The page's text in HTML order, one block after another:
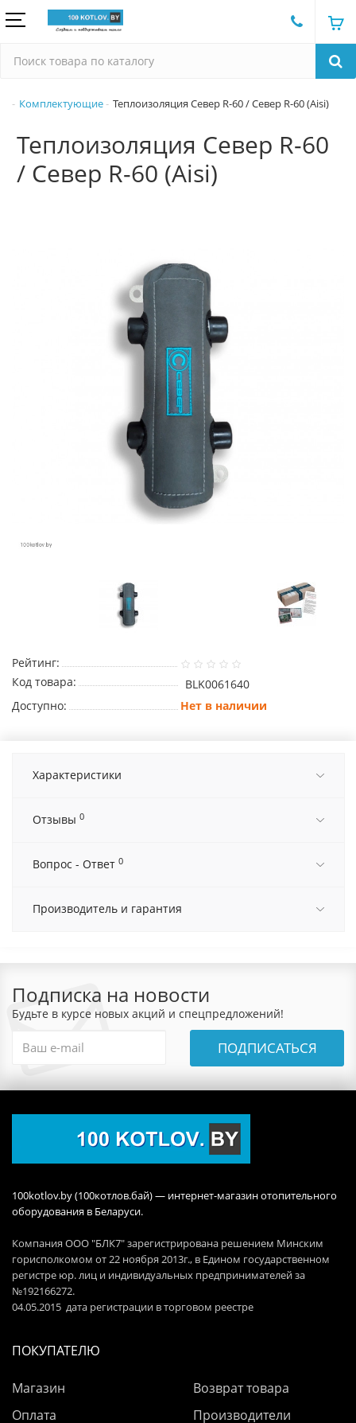
Комплектующие Теплоизоляция Север R-60 / Север R-60 (Aisi)
Теплоизоляция Север R-60
/ Север R-60 (Aisi)
Рейтинг:
Код товара:
BLK0061640
Доступно:
Нет в наличии
Характеристики
Отзывы 0
Вопрос - Ответ 0
Производитель и гарантия
Подписка на новости
Будьте в курсе новых акций и спецпредложений!
ПОДПИСАТЬСЯ
100kotlov.by (100котлов.бай) — интернет-магазин отопительного
оборудования в Беларуси.
Компания ООО "БЛК7" зарегистрирована решением Минским
горисполкомом от 22 ноября 2013г., в Едином государственном
регистре юр. лиц и индивидуальных предпринимателей за
№192166272.
04.05.2015 дата регистрации в торговом реестре
ПОКУПАТЕЛЮ
Магазин
Оплата
Возврат товара
Производители